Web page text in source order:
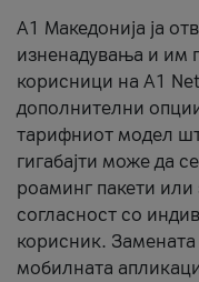
А1 Македонија ја
изненадувања и им
корисници на A1
дополнителни
тарифниот модел
гигабајти може да
роаминг пакети
согласност со
корисник.
мобилната